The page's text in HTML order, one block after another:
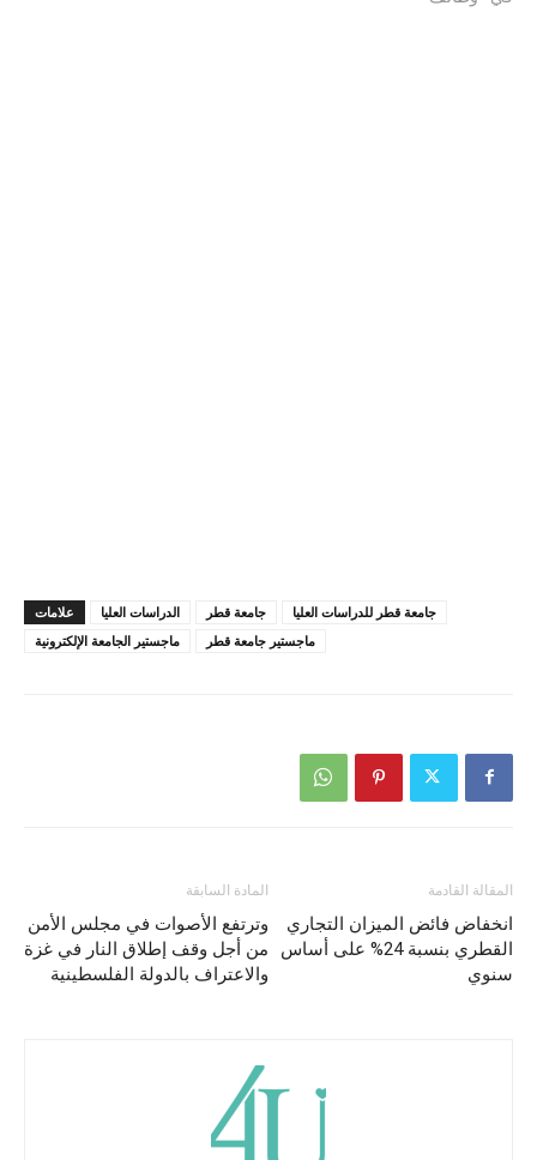
علامات الدراسات العليا جامعة قطر
جامعة قطر للدراسات العليا
ماجستير الجامعة الإلكترونية
ماجستير جامعة قطر
المادة السابقة
وترتفع الأصوات في مجلس الأمن
من أجل وقف إطلاق النار في غزة
والاعتراف بالدولة الفلسطينية
المقالة القادمة
انخفاض فائض الميزان التجاري
القطري بنسبة 24% على أساس
سنوي